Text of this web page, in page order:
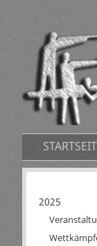
Navigation
2025